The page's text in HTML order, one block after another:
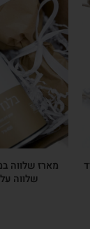
מארז שלווה
שלווה